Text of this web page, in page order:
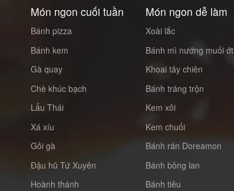
Món ngon cuối tuần
Bánh pizza
Bánh kem
Gà quay
Chè khúc bạch
Lẩu Thái
Xá xíu
Gỏi gà
Đậu hũ Tứ Xuyên
Hoành thánh
Món ngon dễ làm
Xoài lắc
Bánh mì nướng muối ớt
Khoai tây chiên
Bánh tráng trộn
Kem xôi
Kem chuối
Bánh rán Doreamon
Bánh bông lan
Bánh tiêu